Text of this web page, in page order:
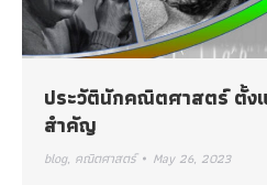
ประวัตินักคณิตศาสตร์ ตั้ง
สำคัญ
blog, คณิตศาสตร์ May 26, 2023